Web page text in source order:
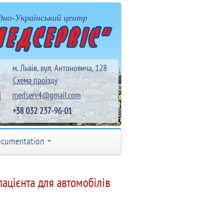
Український центр
м. Львів, вул. Антоновича, 128
Схема проїзду
medserv4@gmail.com
+38 032 237-96-01
для автомобілів